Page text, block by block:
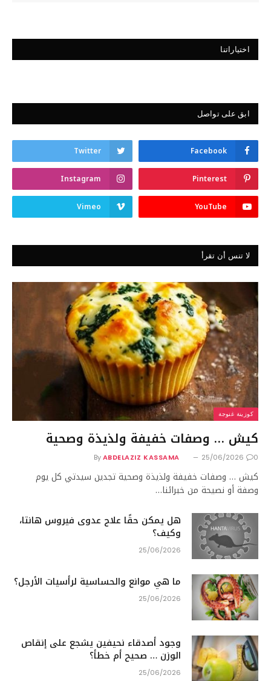
اختياراتنا
ابق على تواصل
Facebook
Twitter
Pinterest
Instagram
YouTube
Vimeo
لا تنس أن تقرأ
كوزينة غنوجة
كيش … وصفات خفيفة ولذيذة وصحية
By ABDELAZIZ KASSAMA 25/06/2026 0
كيش … وصفات خفيفة ولذيذة وصحية تجدين سيدتي كل يوم
وصفة أو نصيحة من خبرائنا…
هل يمكن حقًا علاج عدوى فيروس هانتا،
وكيف؟
25/06/2026
ما هي موانع والحساسية لرأسيات الأرجل؟
25/06/2026
وجود أصدقاء نحيفين يشجع على إنقاص
الوزن … صحيح أم خطأ؟
25/06/2026